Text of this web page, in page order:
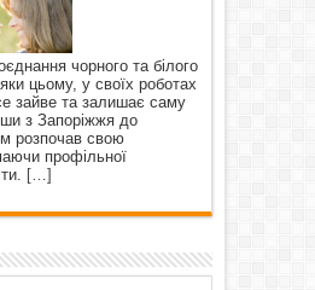
чорного та білого
цьому, у своїх роботах
зайве та залишає саму
з Запоріжжя до
розпочав свою
профільної
[…]